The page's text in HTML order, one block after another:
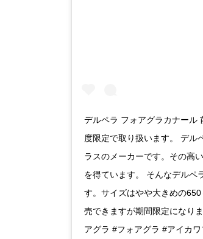
デルペラ フォアグラカナール
度限定で取り扱います。 デル
ラスのメーカーです。その高
を得ています。 そんなデルペ
す。サイズはやや大きめの
売できますが期間限定になり
アグラ #フォアグラ #アイカ